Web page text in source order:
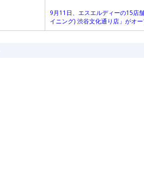
9月11日、エスエルディーの15店
イニング) 渋谷文化通り店」がオー